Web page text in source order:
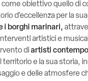
obiettivo quello di
d’eccellenza per la sua
i borghi marinari,
artistici e
diartisti
territorio e la sua storia,
e delle atmosfere